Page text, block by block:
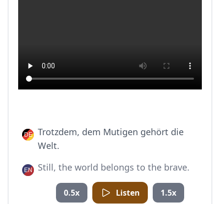
Trotzdem, dem Mutigen gehört die
Welt.
Still, the world belongs to the brave.
0.5x Listen 1.5x